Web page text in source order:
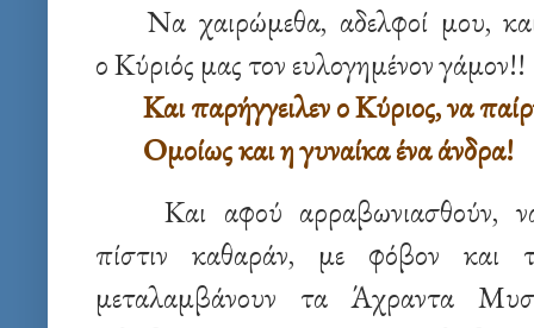
Να χαιρώμεθα, αδελφοί μου,
ο Κύριός μας τον ευλογημένον γάμον!!
Και παρήγγειλεν ο Κύριος, να
Ομοίως και η γυναίκα ένα άνδρα!
Και αφού αρραβωνιασθούν,
πίστιν καθαράν, με φόβον και
μεταλαμβάνουν τα Άχραντα